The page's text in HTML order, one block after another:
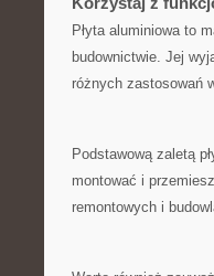
Płyta aluminiowa to
budownictwie. Jej⁤
różnych zastosowań
Podstawową zaletą
montować i
remontowych i